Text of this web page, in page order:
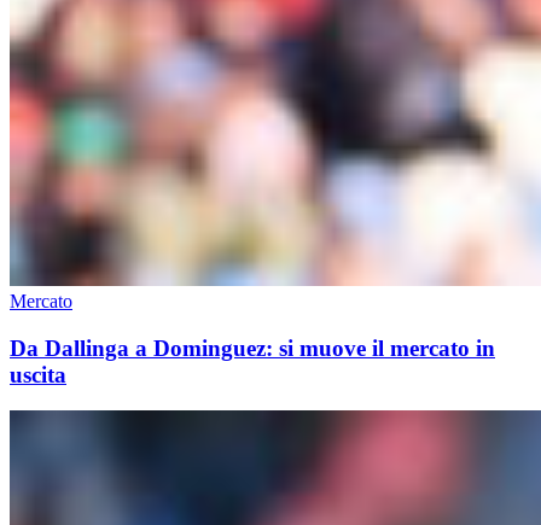
Mercato
Da Dallinga a Dominguez: si muove il mercato in
uscita